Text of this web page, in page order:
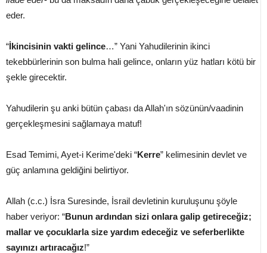
eder.
“İkincisinin vakti gelince…” Yani Yahudilerinin ikinci
tekebbürlerinin son bulma hali gelince, onların yüz hatları kötü bir
şekle girecektir.
Yahudilerin şu anki bütün çabası da Allah'ın sözünün/vaadinin
gerçekleşmesini sağlamaya matuf!
Esad Temimi, Ayet-i Kerime'deki “Kerre” kelimesinin devlet ve
güç anlamına geldiğini belirtiyor.
Allah (c.c.) İsra Suresinde, İsrail devletinin kuruluşunu şöyle
haber veriyor: “Bunun ardından sizi onlara galip getireceğiz;
mallar ve çocuklarla size yardım edeceğiz ve seferberlikte
sayınızı artıracağız!”